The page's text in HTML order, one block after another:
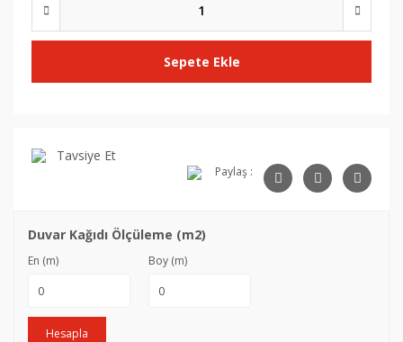
Sepete Ekle
Tavsiye Et
Paylaş :
Duvar Kağıdı Ölçüleme (m2)
En (m) Boy (m)
Hesapla